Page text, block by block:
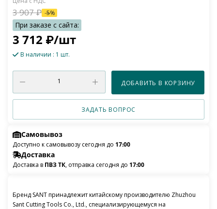
3 712 ₽/шт
3 907₽ -5%
В наличии : 1 шт.
ДОБАВИТЬ В КОРЗИНУ
ЗАДАТЬ ВОПРОС
Самовывоз
Доступно к самовывозу сегодня до 17:00
Доставка
Доставка в ПВЗ ТК, отправка сегодня до 17:00
Бренд SANT принадлежит китайскому производителю Zhuzhou
Sant Cutting Tools Co., Ltd., специализирующемуся на